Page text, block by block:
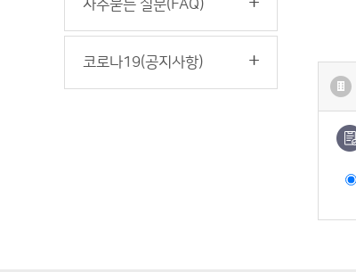
자주묻는 질문(FAQ)
코로나19(공지사항)